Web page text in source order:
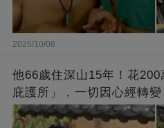
2025/10/08
他66歲住深山15年！花
庇護所」，一切因心經轉變